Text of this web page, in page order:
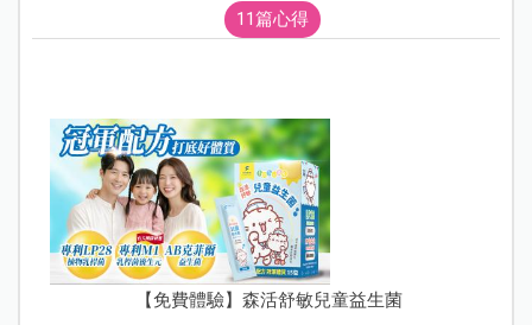
11篇心得
【免費體驗】森活舒敏兒童益生菌